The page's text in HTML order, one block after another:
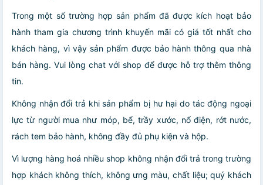
Trong một số trường hợp sản phẩm đã được kích hoạt bảo
hành tham gia chương trình khuyến mãi có giá tốt nhất cho
khách hàng, vì vậy sản phẩm được bảo hành thông qua nhà
bán hàng. Vui lòng chat với shop để được hỗ trợ thêm thông
tin.
Không nhận đổi trả khi sản phẩm bị hư hại do tác động ngoại
lực từ người mua như móp, bể, trầy xước, nổ điện, rớt nước,
rách tem bảo hành, không đầy đủ phụ kiện và hộp.
Vì lượng hàng hoá nhiều shop không nhận đổi trả trong trường
hợp khách không thích, không ưng màu, chất liệu; quý khách